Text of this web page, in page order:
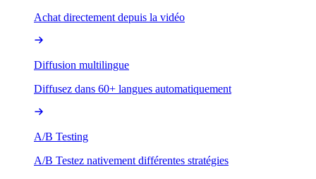
Achat directement depuis la vidéo
Diffusion multilingue
Diffusez dans 60+ langues automatiquement
A/B Testing
A/B Testez nativement différentes stratégies